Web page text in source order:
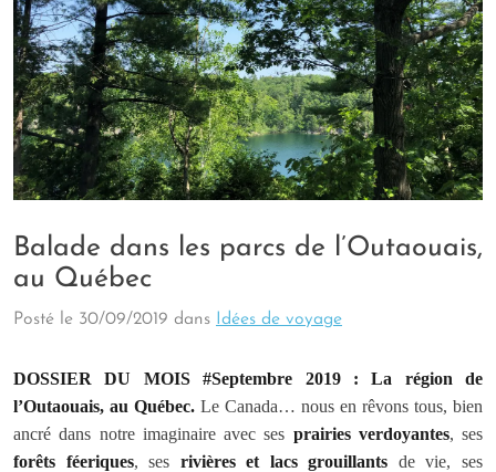
Balade dans les parcs de l’Outaouais,
au Québec
Posté le 30/09/2019 dans Idées de voyage
DOSSIER DU MOIS #Septembre 2019 : La région de
l’Outaouais, au Québec. Le Canada… nous en rêvons tous, bien
ancré dans notre imaginaire avec ses prairies verdoyantes, ses
forêts féeriques, ses rivières et lacs grouillants de vie, ses